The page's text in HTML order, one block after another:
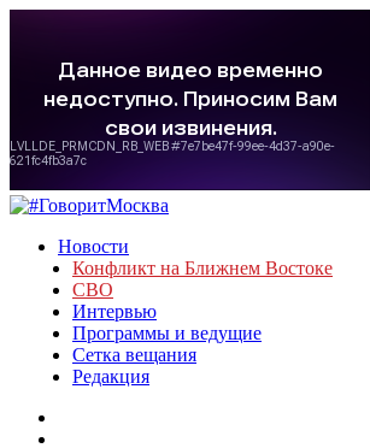
Новости
Конфликт на Ближнем Востоке
СВО
Интервью
Программы и ведущие
Сетка вещания
Редакция